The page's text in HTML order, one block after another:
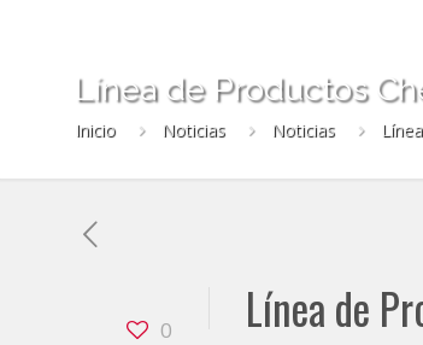
Línea de Productos
Inicio Noticias Noticias
0 Línea de